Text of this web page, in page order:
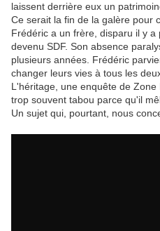
laissent derrière eux un
Ce serait la fin de la galère pour
Frédéric a un frère, disparu il y
devenu SDF. Son absence
plusieurs années. Frédéric
changer leurs vies à tous les
L'héritage, une enquête de
trop souvent tabou parce qu'il
Un sujet qui, pourtant, nous